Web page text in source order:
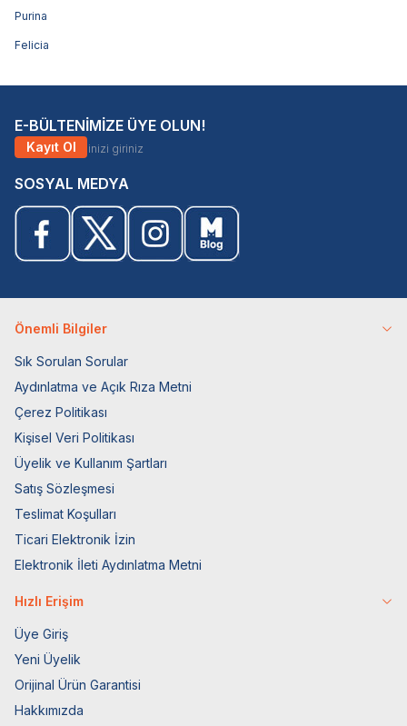
Purina
Felicia
E-BÜLTENİMİZE ÜYE OLUN!
Kayıt Ol
SOSYAL MEDYA
Önemli Bilgiler
Sık Sorulan Sorular
Aydınlatma ve Açık Rıza Metni
Çerez Politikası
Kişisel Veri Politikası
Üyelik ve Kullanım Şartları
Satış Sözleşmesi
Teslimat Koşulları
Ticari Elektronik İzin
Elektronik İleti Aydınlatma Metni
Hızlı Erişim
Üye Giriş
Yeni Üyelik
Orijinal Ürün Garantisi
Hakkımızda